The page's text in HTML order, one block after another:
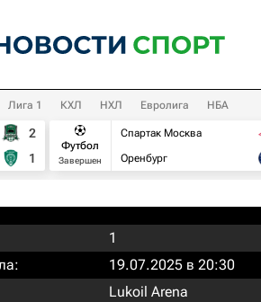
Лига 1 КХЛ НХЛ Евролига НБА
2
1
Футбол
Завершен
Спартак Москва
Оренбург
1
19.07.2025 в 20:30
Lukoil Arena